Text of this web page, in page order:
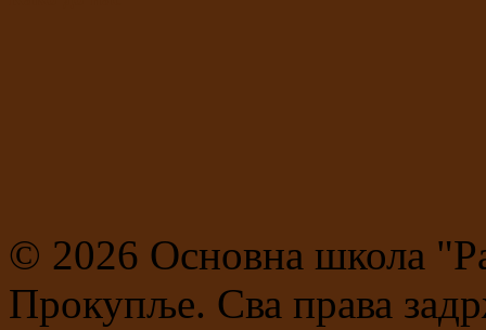
© 2026 Основна школа
Прокупље. Сва права